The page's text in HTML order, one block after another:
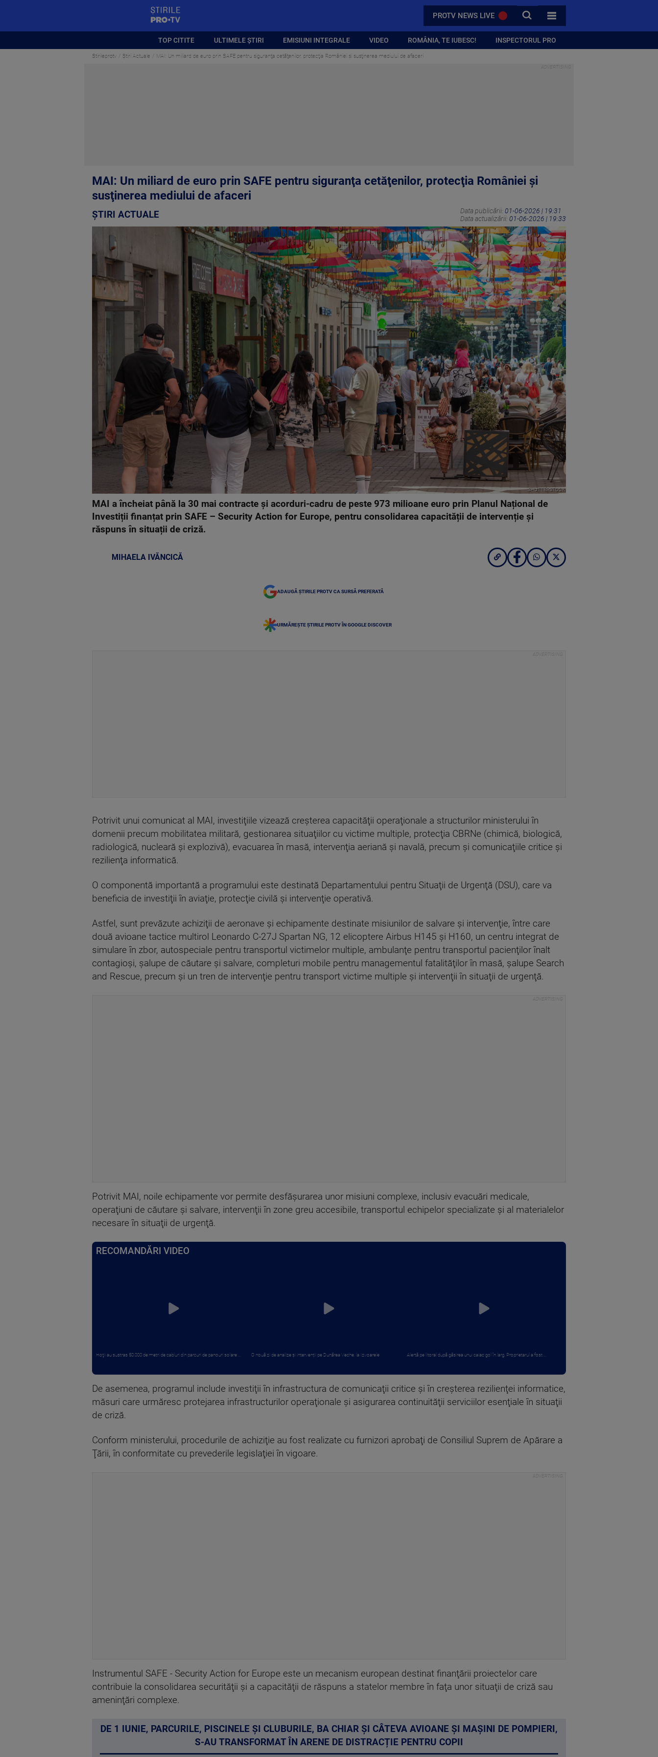
PROTV NEWS LIVE CAUTA
TOATE CATEGORIILE
TOP CITITE ULTIMELE ȘTIRI EMISIUNI INTEGRALE VIDEO ROMÂNIA, TE IUBESC! INSPECTORUL PRO
Stirileprotv Știri Actuale MAI: Un miliard de euro prin SAFE pentru siguranţa cetăţenilor, protecţia României şi susţinerea mediului de afaceri
MAI: Un miliard de euro prin SAFE pentru siguranţa cetăţenilor, protecţia României şi
susţinerea mediului de afaceri
ȘTIRI ACTUALE Data publicării: 01-06-2026 | 19:31
Data actualizării: 01-06-2026 | 19:33
SHUTTERSTOCK
MAI a încheiat până la 30 mai contracte și acorduri-cadru de peste 973 milioane euro prin Planul Național de
Investiții finanțat prin SAFE – Security Action for Europe, pentru consolidarea capacității de intervenție și
răspuns în situații de criză.
MIHAELA IVĂNCICĂ
ADAUGĂ ȘTIRILE PROTV CA SURSĂ PREFERATĂ
URMĂREȘTE ȘTIRILE PROTV ÎN GOOGLE DISCOVER
Potrivit unui comunicat al MAI, investiţiile vizează creşterea capacităţii operaţionale a structurilor ministerului în
domenii precum mobilitatea militară, gestionarea situaţiilor cu victime multiple, protecţia CBRNe (chimică, biologică,
radiologică, nucleară şi explozivă), evacuarea în masă, intervenţia aeriană şi navală, precum şi comunicaţiile critice şi
rezilienţa informatică.
O componentă importantă a programului este destinată Departamentului pentru Situaţii de Urgenţă (DSU), care va
beneficia de investiţii în aviaţie, protecţie civilă şi intervenţie operativă.
Astfel, sunt prevăzute achiziţii de aeronave şi echipamente destinate misiunilor de salvare şi intervenţie, între care
două avioane tactice multirol Leonardo C-27J Spartan NG, 12 elicoptere Airbus H145 şi H160, un centru integrat de
simulare în zbor, autospeciale pentru transportul victimelor multiple, ambulanţe pentru transportul pacienţilor înalt
contagioşi, şalupe de căutare şi salvare, completuri mobile pentru managementul fatalităţilor în masă, şalupe Search
and Rescue, precum şi un tren de intervenţie pentru transport victime multiple şi intervenţii în situaţii de urgenţă.
Potrivit MAI, noile echipamente vor permite desfăşurarea unor misiuni complexe, inclusiv evacuări medicale,
operaţiuni de căutare şi salvare, intervenţii în zone greu accesibile, transportul echipelor specializate şi al materialelor
necesare în situaţii de urgenţă.
RECOMANDĂRI VIDEO
Hoţii au sustras 50.000 de metri de cabluri din parcuri de panouri solare ... O nouă zi de analize și intervenții pe Dunărea Veche, la Izvoarele Alertă pe litoral după găsirea unui caiac gol în larg. Proprietarul a fost ...
De asemenea, programul include investiţii în infrastructura de comunicaţii critice şi în creşterea rezilienţei informatice,
măsuri care urmăresc protejarea infrastructurilor operaţionale şi asigurarea continuităţii serviciilor esenţiale în situaţii
de criză.
Conform ministerului, procedurile de achiziţie au fost realizate cu furnizori aprobaţi de Consiliul Suprem de Apărare a
Ţării, în conformitate cu prevederile legislaţiei în vigoare.
Instrumentul SAFE - Security Action for Europe este un mecanism european destinat finanţării proiectelor care
contribuie la consolidarea securităţii şi a capacităţii de răspuns a statelor membre în faţa unor situaţii de criză sau
ameninţări complexe.
DE 1 IUNIE, PARCURILE, PISCINELE ȘI CLUBURILE, BA CHIAR ȘI CÂTEVA AVIOANE ȘI MAȘINI DE POMPIERI,
S-AU TRANSFORMAT ÎN ARENE DE DISTRACȚIE PENTRU COPII